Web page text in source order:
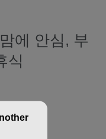
에 안심, 부
식